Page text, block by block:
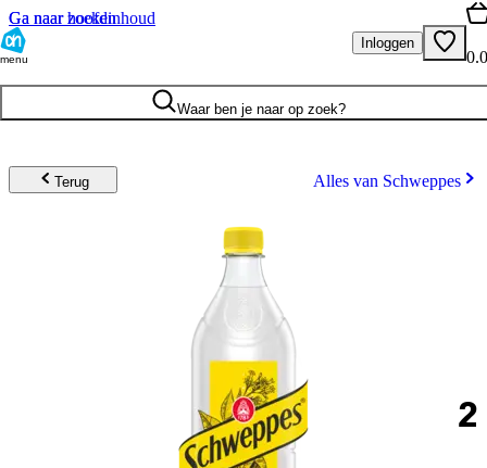
Ga naar hoofdinhoud
Ga naar zoeken
menu
Inloggen
Waar ben je naar op zoek?
Terug Alles van Schweppes
2